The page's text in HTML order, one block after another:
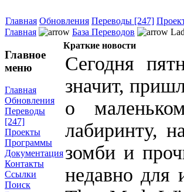
Главная Обновления Переводы [247]
Главная
База Переводов
Главное
меню
Главная
Обновления
Переводы
[247]
Проекты
Программы
Документация
Контакты
Ссылки
Поиск
Краткие новости
Сегодня
значит,
о
лабиринту,
зомби и
недавно для